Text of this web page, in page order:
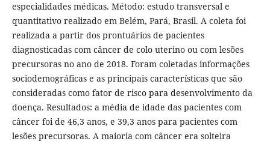
especialidades médicas. Método: estudo transversal e
quantitativo realizado em Belém, Pará, Brasil. A coleta foi
realizada a partir dos prontuários de pacientes
diagnosticadas com câncer de colo uterino ou com lesões
precursoras no ano de 2018. Foram coletadas informações
sociodemográficas e as principais características que são
consideradas como fator de risco para desenvolvimento da
doença. Resultados: a média de idade das pacientes com
câncer foi de 46,3 anos, e 39,3 anos para pacientes com
lesões precursoras. A maioria com câncer era solteira